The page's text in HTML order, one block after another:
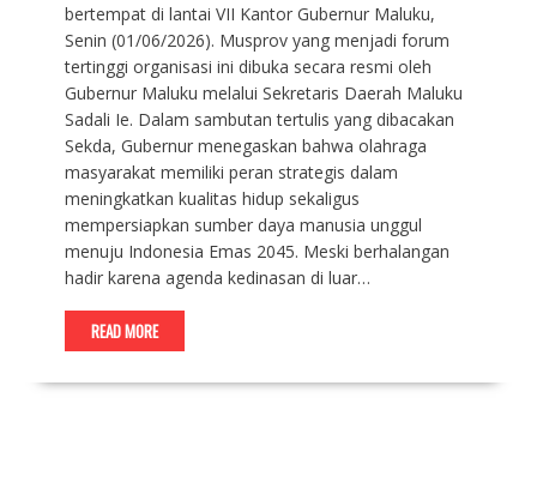
bertempat di lantai VII Kantor Gubernur Maluku,
Senin (01/06/2026). Musprov yang menjadi forum
tertinggi organisasi ini dibuka secara resmi oleh
Gubernur Maluku melalui Sekretaris Daerah Maluku
Sadali Ie. Dalam sambutan tertulis yang dibacakan
Sekda, Gubernur menegaskan bahwa olahraga
masyarakat memiliki peran strategis dalam
meningkatkan kualitas hidup sekaligus
mempersiapkan sumber daya manusia unggul
menuju Indonesia Emas 2045. Meski berhalangan
hadir karena agenda kedinasan di luar…
READ MORE